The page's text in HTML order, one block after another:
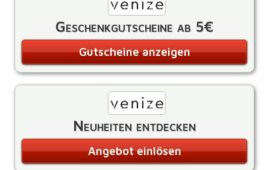
Geschenkgutscheine ab 5€
Gutscheine anzeigen
Neuheiten entdecken
Angebot einlösen